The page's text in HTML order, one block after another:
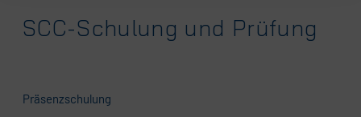
SCC-Schulung und Prüfung
Präsenzschulung